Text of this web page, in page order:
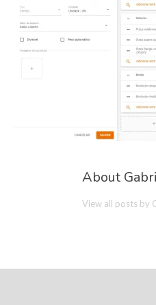
About
View all posts by